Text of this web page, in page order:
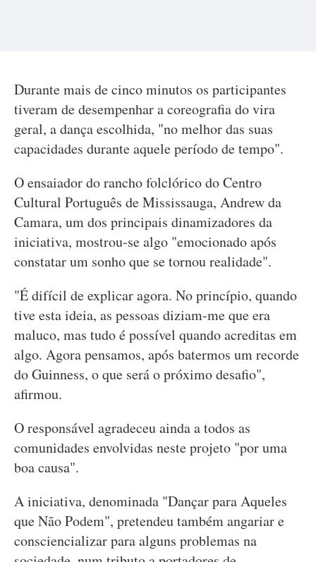
Durante mais de cinco minutos os participantes
tiveram de desempenhar a coreografia do vira
geral, a dança escolhida, "no melhor das suas
capacidades durante aquele período de tempo".
O ensaiador do rancho folclórico do Centro
Cultural Português de Mississauga, Andrew da
Camara, um dos principais dinamizadores da
iniciativa, mostrou-se algo "emocionado após
constatar um sonho que se tornou realidade".
"É difícil de explicar agora. No princípio, quando
tive esta ideia, as pessoas diziam-me que era
maluco, mas tudo é possível quando acreditas em
algo. Agora pensamos, após batermos um recorde
do Guinness, o que será o próximo desafio",
afirmou.
O responsável agradeceu ainda a todos as
comunidades envolvidas neste projeto "por uma
boa causa".
A iniciativa, denominada "Dançar para Aqueles
que Não Podem", pretendeu também angariar e
consciencializar para alguns problemas na